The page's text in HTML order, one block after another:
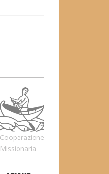
Cooperazione
Missionaria